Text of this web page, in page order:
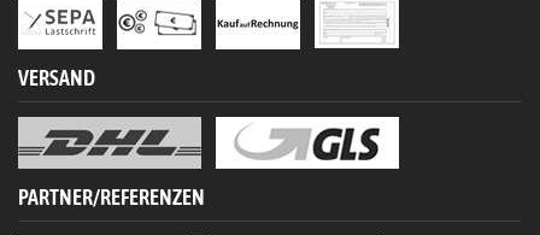
VERSAND
PARTNER/REFERENZEN